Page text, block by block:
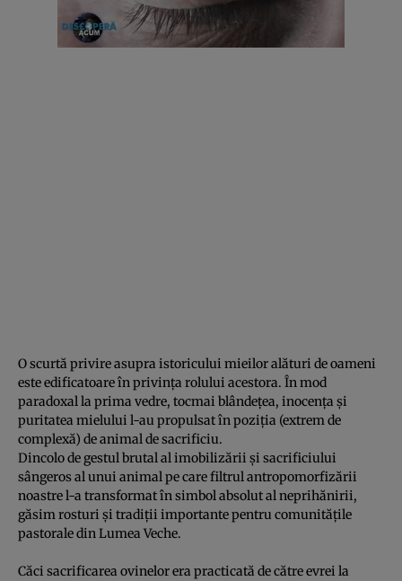
O scurtă privire asupra istoricului mieilor alături de oameni
este edificatoare în privinţa rolului acestora. În mod
paradoxal la prima vedre, tocmai blândeţea, inocenţa şi
puritatea mielului l-au propulsat în poziţia (extrem de
complexă) de animal de sacrificiu.
Dincolo de gestul brutal al imobilizării şi sacrificiului
sângeros al unui animal pe care filtrul antropomorfizării
noastre l-a transformat în simbol absolut al neprihănirii,
găsim rosturi şi tradiţii importante pentru comunităţile
pastorale din Lumea Veche.
Căci sacrificarea ovinelor era practicată de către evrei la